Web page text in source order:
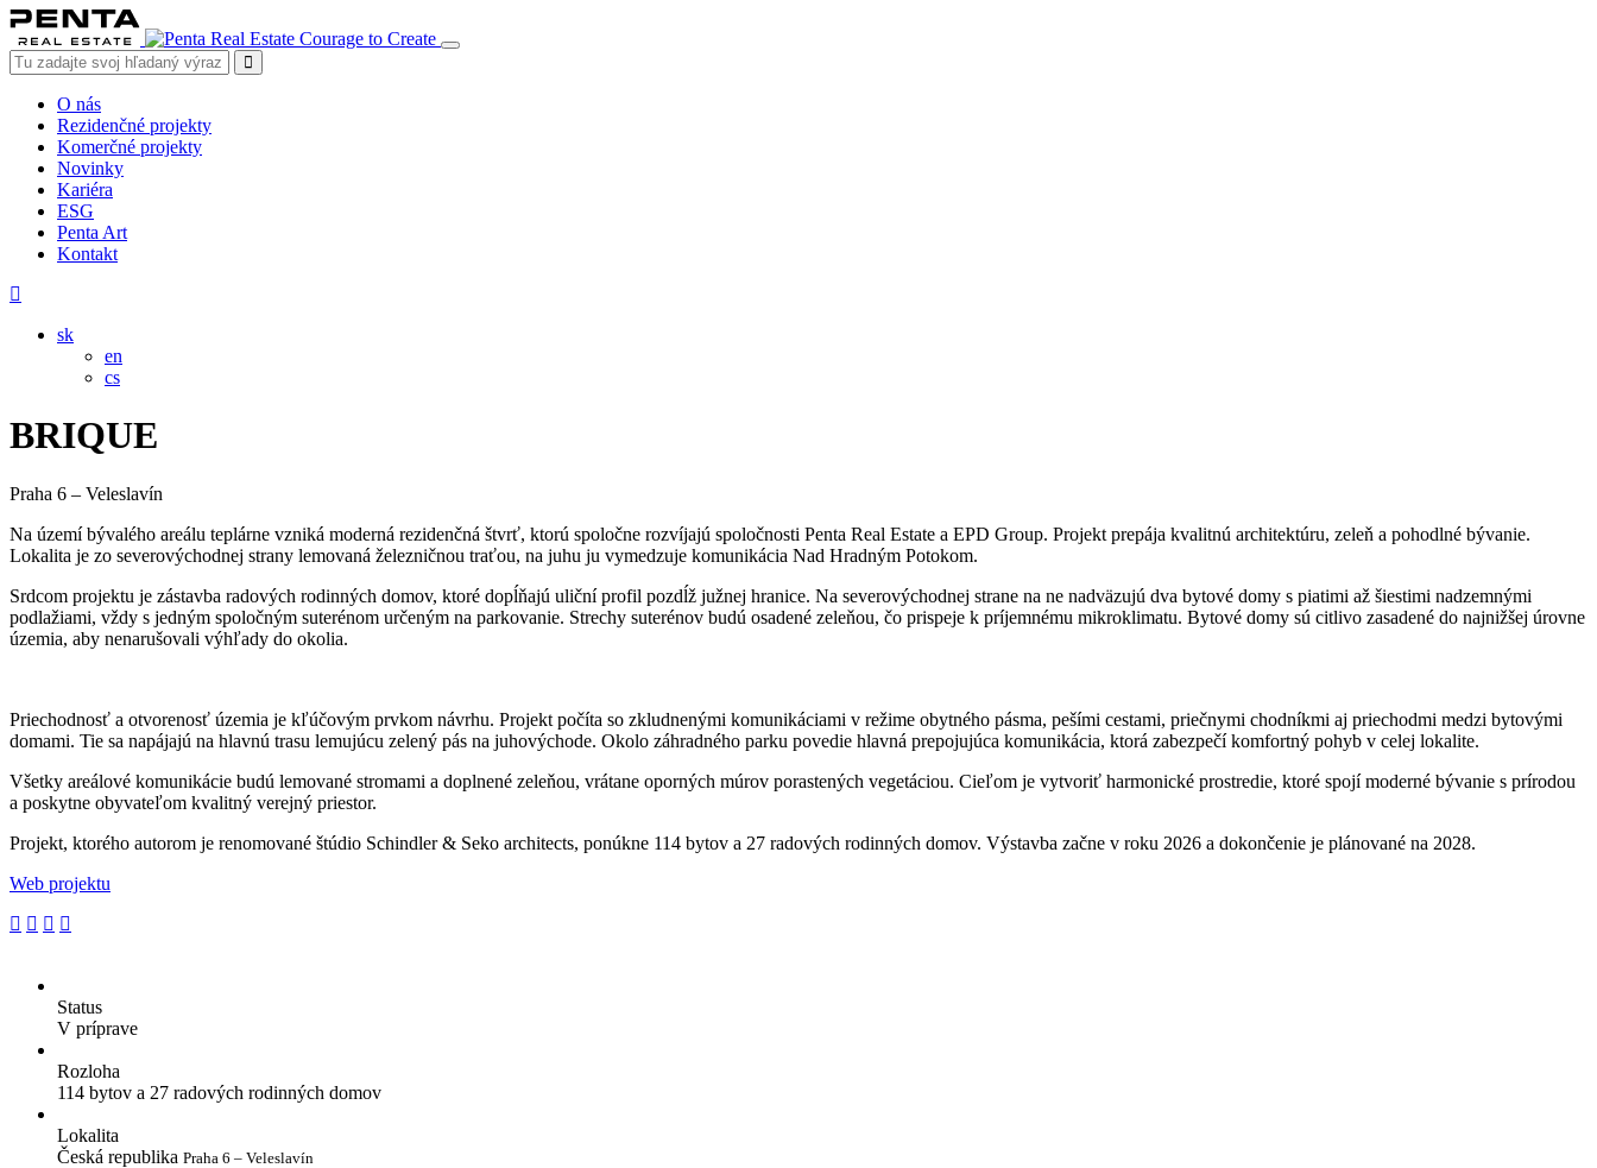
Courage to Create
O nás
Rezidenčné projekty
Komerčné projekty
Novinky
Kariéra
ESG
Penta Art
Kontakt
sk
en
cs
BRIQUE
Praha 6 – Veleslavín
Na území bývalého areálu teplárne vzniká moderná rezidenčná štvrť, ktorú spoločne rozvíjajú spoločnosti Penta Real Estate a EPD Group. Projekt prepája kvalitnú architektúru, zeleň a pohodlné bývanie.
Lokalita je zo severovýchodnej strany lemovaná železničnou traťou, na juhu ju vymedzuje komunikácia Nad Hradným Potokom.
Srdcom projektu je zástavba radových rodinných domov, ktoré dopĺňajú uliční profil pozdĺž južnej hranice. Na severovýchodnej strane na ne nadväzujú dva bytové domy s piatimi až šiestimi nadzemnými
podlažiami, vždy s jedným spoločným suterénom určeným na parkovanie. Strechy suterénov budú osadené zeleňou, čo prispeje k príjemnému mikroklimatu. Bytové domy sú citlivo zasadené do najnižšej úrovne
územia, aby nenarušovali výhľady do okolia.
Priechodnosť a otvorenosť územia je kľúčovým prvkom návrhu. Projekt počíta so zkludnenými komunikáciami v režime obytného pásma, pešími cestami, priečnymi chodníkmi aj priechodmi medzi bytovými
domami. Tie sa napájajú na hlavnú trasu lemujúcu zelený pás na juhovýchode. Okolo záhradného parku povedie hlavná prepojujúca komunikácia, ktorá zabezpečí komfortný pohyb v celej lokalite.
Všetky areálové komunikácie budú lemované stromami a doplnené zeleňou, vrátane oporných múrov porastených vegetáciou. Cieľom je vytvoriť harmonické prostredie, ktoré spojí moderné bývanie s prírodou
a poskytne obyvateľom kvalitný verejný priestor.
Projekt, ktorého autorom je renomované štúdio Schindler & Seko architects, ponúkne 114 bytov a 27 radových rodinných domov. Výstavba začne v roku 2026 a dokončenie je plánované na 2028.
Web projektu
Status
V príprave
Rozloha
114 bytov a 27 radových rodinných domov
Lokalita
Česká republika Praha 6 – Veleslavín